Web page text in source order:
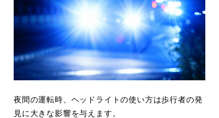
夜間の運転時、ヘッドライトの使い方は歩行者の発
見に大きな影響を与えます。